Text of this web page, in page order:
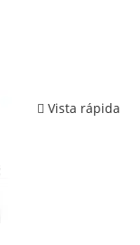
Vista rápida